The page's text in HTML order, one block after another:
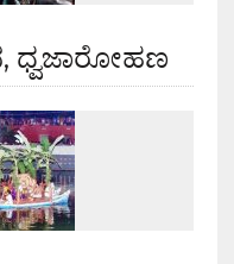
ಧ್ವಜಾರೋಹಣ